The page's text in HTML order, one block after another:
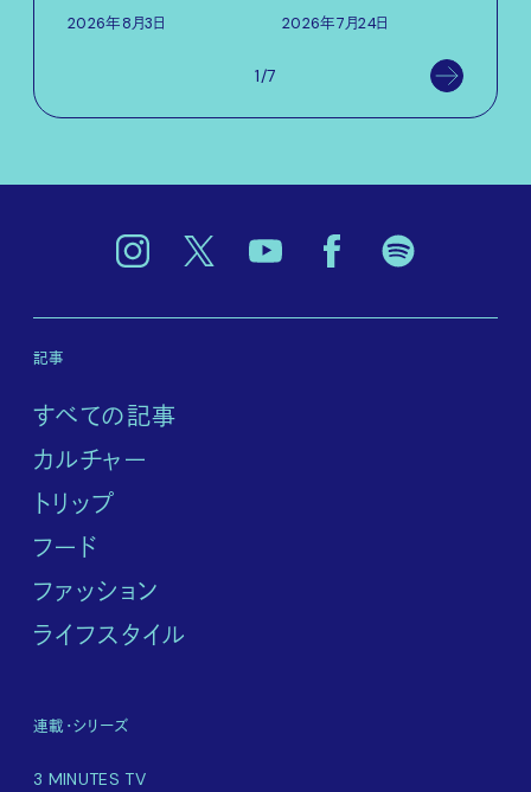
2026年8月3日 2026年7月24日
1/7
記事
すべての記事
カルチャー
トリップ
フード
ファッション
ライフスタイル
連載・シリーズ
3 MINUTES TV